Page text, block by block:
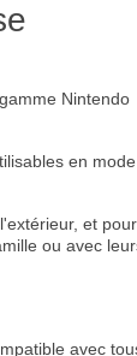
Nintendo
en mode
et
ou avec
avec